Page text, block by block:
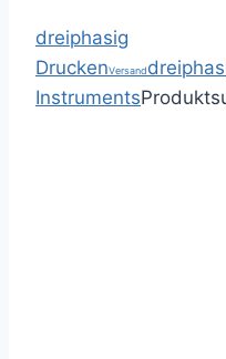
dreiphasig
DruckenVersand
Instruments